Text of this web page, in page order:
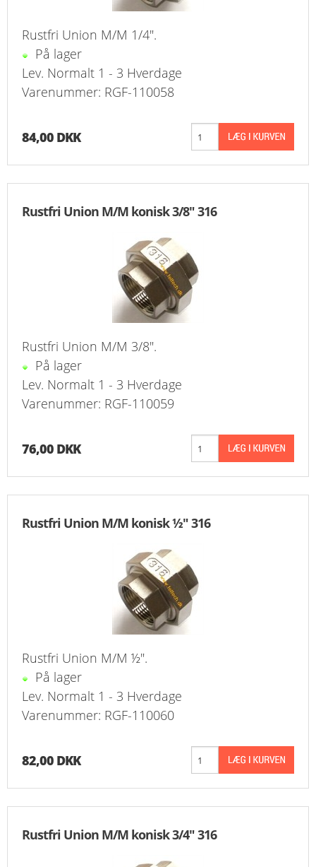
TILBUD
VILKÅR
FAQ
SØGNING
KUNDECENTER
LOG UD
Rustfri Union M/M 1/4".
På lager
Lev. Normalt 1 - 3 Hverdage
Varenummer: RGF-110058
84,00 DKK
Rustfri Union M/M konisk 3/8" 316
Rustfri Union M/M 3/8".
På lager
Lev. Normalt 1 - 3 Hverdage
Varenummer: RGF-110059
76,00 DKK
Rustfri Union M/M konisk ½" 316
Rustfri Union M/M ½".
På lager
Lev. Normalt 1 - 3 Hverdage
Varenummer: RGF-110060
82,00 DKK
Rustfri Union M/M konisk 3/4" 316